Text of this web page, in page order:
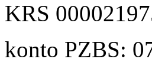
KRS
konto PZBS: